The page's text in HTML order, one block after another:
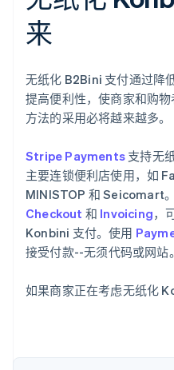
来
无纸化 B2Bini 支付通过降
提高便利性，使商家和购
方法的采用必将越来越多。
Stripe Payments 支持无
主要连锁便利店使用，如
MINISTOP 和 Seicomart
Checkout 和 Invoicing，
Konbini 支付。使用
接受付款--无须代码或网站。
如果商家正在考虑无纸化
阿联酋
English
爱尔兰
爱沙尼亚
English
奥地利
Deutsch English
澳大利亚
English
巴西
保加利亚
English